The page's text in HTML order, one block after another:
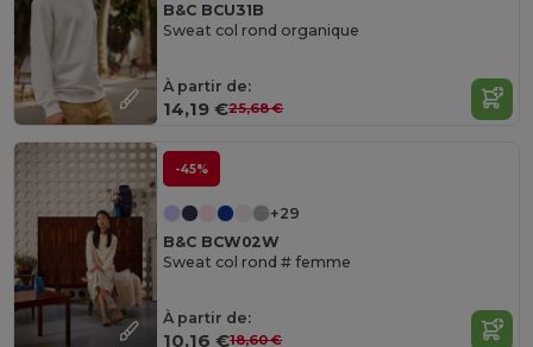
B&C BCU31B
Sweat col rond organique
À partir de:
14,19 €25,68 €
-45%
+29
B&C BCW02W
Sweat col rond # femme
À partir de:
10,16 €18,60 €